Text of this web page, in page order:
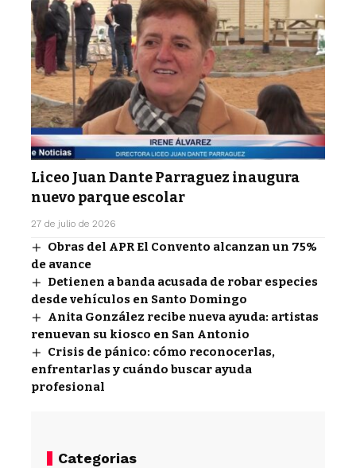
Liceo Juan Dante Parraguez inaugura
nuevo parque escolar
27 de julio de 2026
Obras del APR El Convento alcanzan un 75%
de avance
Detienen a banda acusada de robar especies
desde vehículos en Santo Domingo
Anita González recibe nueva ayuda: artistas
renuevan su kiosco en San Antonio
Crisis de pánico: cómo reconocerlas,
enfrentarlas y cuándo buscar ayuda
profesional
Categorias